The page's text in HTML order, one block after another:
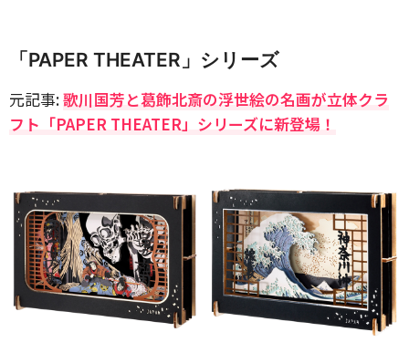
「PAPER THEATER」シリーズ
元記事:歌川国芳と葛飾北斎の浮世絵の名画が立体クラ
フト「PAPER THEATER」シリーズに新登場！